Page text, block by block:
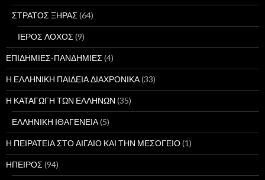
ΣΤΡΑΤΟΣ ΞΗΡΑΣ(64)
ΙΕΡΟΣ ΛΟΧΟΣ(9)
ΕΠΙΔΗΜΙΕΣ-ΠΑΝΔΗΜΙΕΣ(4)
Η ΕΛΛΗΝΙΚΗ ΠΑΙΔΕΙΑ ΔΙΑΧΡΟΝΙΚΑ(33)
Η ΚΑΤΑΓΩΓΗ ΤΩΝ ΕΛΛΗΝΩΝ (35)
ΕΛΛΗΝΙΚΗ ΙΘΑΓΕΝΕΙΑ(5)
Η ΠΕΙΡΑΤΕΙΑ ΣΤΟ ΑΙΓΑΙΟ ΚΑΙ ΤΗΝ ΜΕΣΟΓΕΙΟ(1)
ΗΠΕΙΡΟΣ(94)